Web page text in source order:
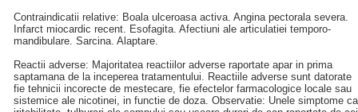
Contraindicatii relative: Boala ulceroasa activa. Angina pectorala severa.
Infarct miocardic recent. Esofagita. Afectiuni ale articulatiei temporo-
mandibulare. Sarcina. Alaptare.
Reactii adverse: Majoritatea reactiilor adverse raportate apar in prima
saptamana de la inceperea tratamentului. Reactiile adverse sunt datorate
fie tehnicii incorecte de mestecare, fie efectelor farmacologice locale sau
sistemice ale nicotinei, in functie de doza. Observatie: Unele simptome ca